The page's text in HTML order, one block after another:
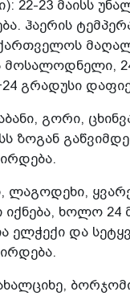
22-23 მაისს
ჰაერის
მოსალოდნელი,
გრადუსი
გორი,
ლაგოდეხი,
ხოლო 24
და